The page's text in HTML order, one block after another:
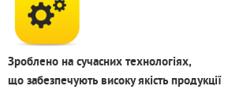
Зроблено на сучасних технологіях,
що забезпечують високу якість продукції